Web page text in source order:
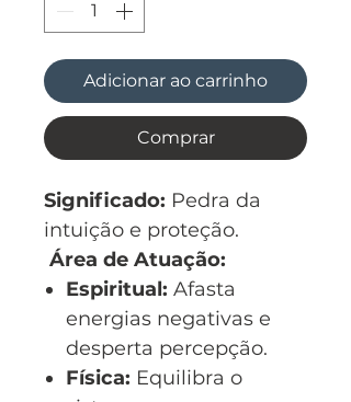
Adicionar ao carrinho
Comprar
Significado: Pedra da
intuição e proteção.
Área de Atuação:
Espiritual: Afasta
energias negativas e
desperta percepção.
Física: Equilibra o